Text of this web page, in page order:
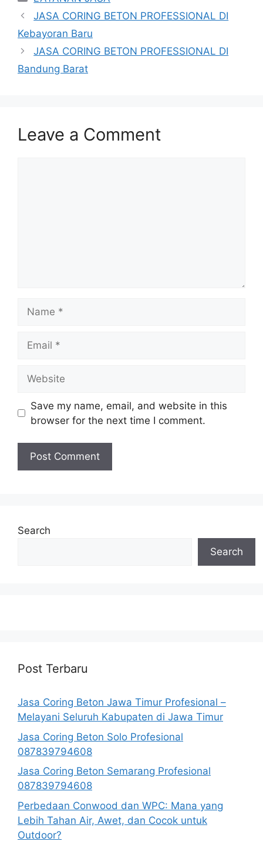
JASA CORING BETON PROFESSIONAL DI
Kebayoran Baru
JASA CORING BETON PROFESSIONAL DI
Bandung Barat
Leave a Comment
Save my name, email, and website in this
browser for the next time I comment.
Search
Search
Post Terbaru
Jasa Coring Beton Jawa Timur Profesional –
Melayani Seluruh Kabupaten di Jawa Timur
Jasa Coring Beton Solo Profesional
087839794608
Jasa Coring Beton Semarang Profesional
087839794608
Perbedaan Conwood dan WPC: Mana yang
Lebih Tahan Air, Awet, dan Cocok untuk
Outdoor?